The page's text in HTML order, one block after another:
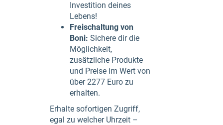
Investition deines
Lebens!
Freischaltung von
Boni: Sichere dir die
Möglichkeit,
zusätzliche Produkte
und Preise im Wert von
über 2277 Euro zu
erhalten.
Erhalte sofortigen Zugriff,
egal zu welcher Uhrzeit –